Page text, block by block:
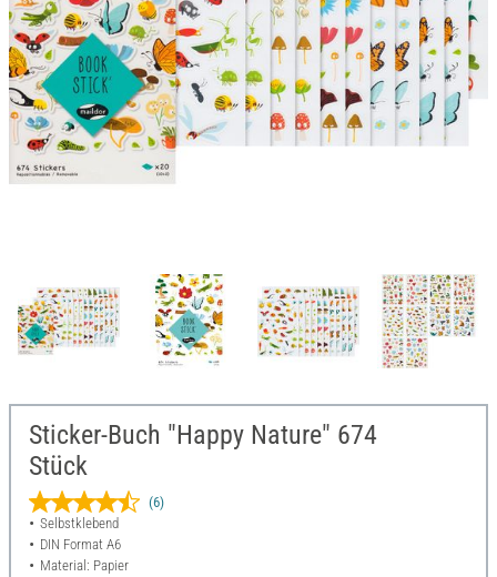
Sticker-Buch "Happy Nature" 674
Stück
(6)
Selbstklebend
DIN Format A6
Material: Papier